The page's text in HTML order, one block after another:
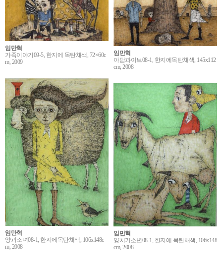
임만혁
가족이야기09-5, 한지에 목탄채색, 72×60c
m, 2009
임만혁
아담과이브08-1, 한지에목탄채색, 145x112
cm, 2008
임만혁
양과소녀08-1, 한지에목탄채색, 106x148c
m, 2008
임만혁
양치기소년08-1, 한지에 목탄채색, 106x148
cm, 2008